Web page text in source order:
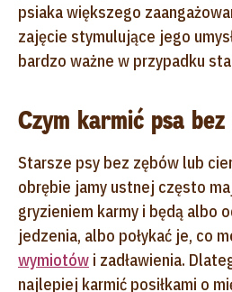
psiaka większego
zajęcie stymulujące jego
bardzo ważne w przypadku
Czym karmić psa
Starsze psy bez zębów lub
obrębie jamy ustnej często
gryzieniem karmy i będą albo
jedzenia, albo połykać je, co
wymiotów i zadławienia.
najlepiej karmić posiłkami o